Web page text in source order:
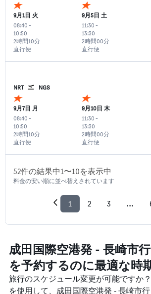
9月1日 火
08:40 -
10:50
直行便
2時間10分
9月5日 土
11:30 -
13:30
直行便
2時間00分
NRT NGS
9月7日 月
08:40 -
10:50
直行便
2時間10分
9月10日 木
11:30 -
13:30
直行便
2時間00分
52​件の結果中1​〜10​を表示中
料金の安い順に並べ替えされています
1 2 3 ...
成田国際空港発 - 長崎市​
を予約するのに最適な時
旅行のスケジュール変更が可能ですか
を使用して、成田国際空港発 - 長崎市​